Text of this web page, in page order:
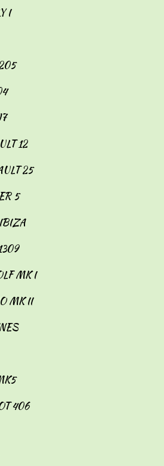
I
12
25
5
MK I
MK II
406